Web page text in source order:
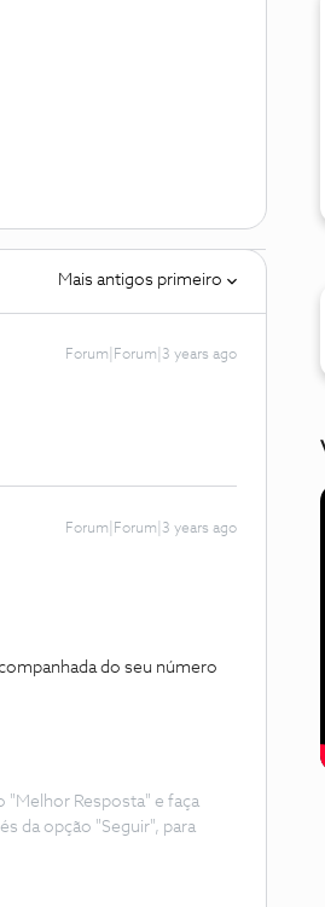
Mais antigos primeiro
Forum|Forum|3 years ago
Forum|Forum|3 years ago
do seu número
Resposta" e faça
da opção "Seguir", para